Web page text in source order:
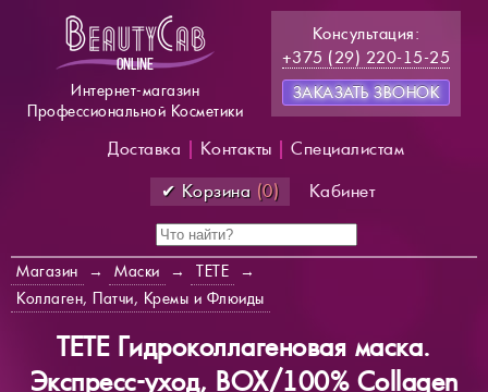
Интернет-магазин
Профессиональной Косметики
Консультация:
+375 (29) 220-15-25
ЗАКАЗАТЬ ЗВОНОК
Доставка Контакты
Специалистам
✔ Корзина (0) Кабинет
Магазин → Маски → TETE
→
Коллаген, Патчи, Кремы и Флюиды
TETE Гидроколлагеновая маска.
Экспресс-уход, BOX/100% Collagen